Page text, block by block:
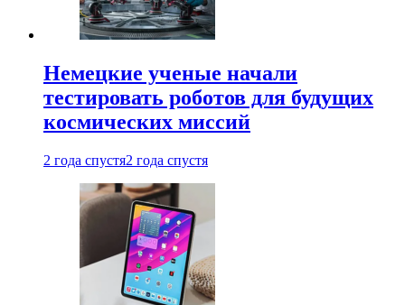
Немецкие ученые начали
тестировать роботов для будущих
космических миссий
2 года спустя2 года спустя